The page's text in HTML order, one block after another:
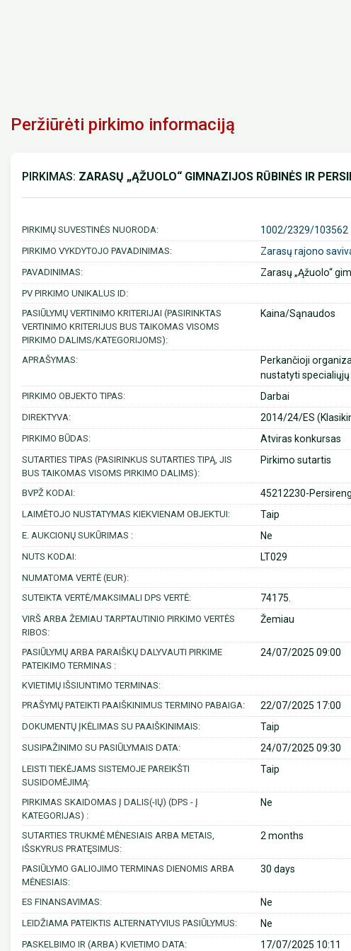
Peržiūrėti pirkimo informaciją
PIRKIMAS: ZARASŲ „ĄŽUOLO“ GIMNAZIJOS RŪBINĖS IR
PIRKIMŲ SUVESTINĖS NUORODA: 1002/2329/103562
PIRKIMO VYKDYTOJO PAVADINIMAS: Zarasų rajono
PAVADINIMAS: Zarasų „Ąžuolo“
PV PIRKIMO UNIKALUS ID:
PASIŪLYMŲ VERTINIMO KRITERIJAI (PASIRINKTAS
VERTINIMO KRITERIJUS BUS TAIKOMAS VISOMS
PIRKIMO DALIMS/KATEGORIJOMS):
Kaina/Sąnaudos
APRAŠYMAS:
Perkančioji
nustatyti specialiųjų
PIRKIMO OBJEKTO TIPAS: Darbai
DIREKTYVA: 2014/24/ES
PIRKIMO BŪDAS: Atviras konkursas
SUTARTIES TIPAS (PASIRINKUS SUTARTIES TIPĄ, JIS
BUS TAIKOMAS VISOMS PIRKIMO DALIMS):
Pirkimo sutartis
BVPŽ KODAI: 45212230-
LAIMĖTOJO NUSTATYMAS KIEKVIENAM OBJEKTUI: Taip
E. AUKCIONŲ SUKŪRIMAS : Ne
NUTS KODAI: LT029
NUMATOMA VERTĖ (EUR):
SUTEIKTA VERTĖ/MAKSIMALI DPS VERTĖ:
74175.
VIRŠ ARBA ŽEMIAU TARPTAUTINIO PIRKIMO VERTĖS
RIBOS:
Žemiau
PASIŪLYMŲ ARBA PARAIŠKŲ DALYVAUTI PIRKIME
PATEIKIMO TERMINAS :
24/07/2025 09:00
KVIETIMŲ IŠSIUNTIMO TERMINAS:
PRAŠYMŲ PATEIKTI PAAIŠKINIMUS TERMINO PABAIGA:
22/07/2025 17:00
DOKUMENTŲ ĮKĖLIMAS SU PAAIŠKINIMAIS: Taip
SUSIPAŽINIMO SU PASIŪLYMAIS DATA: 24/07/2025 09:30
LEISTI TIEKĖJAMS SISTEMOJE PAREIKŠTI
SUSIDOMĖJIMĄ:
Taip
PIRKIMAS SKAIDOMAS Į DALIS(-IŲ) (DPS - Į
KATEGORIJAS) :
Ne
SUTARTIES TRUKMĖ MĖNESIAIS ARBA METAIS,
IŠSKYRUS PRATĘSIMUS:
2 months
PASIŪLYMO GALIOJIMO TERMINAS DIENOMIS ARBA
MĖNESIAIS:
30 days
ES FINANSAVIMAS: Ne
LEIDŽIAMA PATEIKTIS ALTERNATYVIUS PASIŪLYMUS: Ne
PASKELBIMO IR (ARBA) KVIETIMO DATA: 17/07/2025 10:11